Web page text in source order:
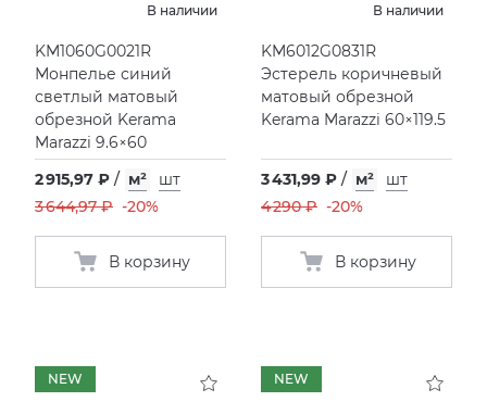
В наличии
KM1060G0021R
Монпелье синий
светлый матовый
обрезной Kerama
Marazzi 9.6×60
2 915,97 ₽ / м²
шт
3 644,97 ₽ -20%
В корзину
В наличии
KM6012G0831R
Эстерель коричневый
матовый обрезной
Kerama Marazzi 60×119.5
3 431,99 ₽ / м²
шт
4 290 ₽ -20%
В корзину
NEW NEW